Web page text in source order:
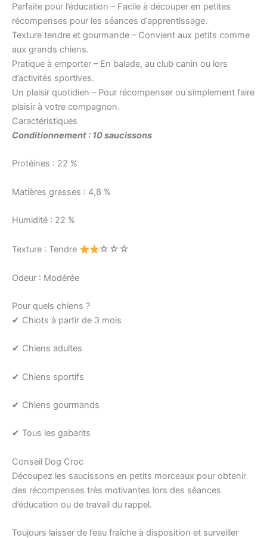
Parfaite pour l’éducation – Facile à découper en petites
récompenses pour les séances d’apprentissage.
Texture tendre et gourmande – Convient aux petits comme
aux grands chiens.
Pratique à emporter – En balade, au club canin ou lors
d’activités sportives.
Un plaisir quotidien – Pour récompenser ou simplement faire
plaisir à votre compagnon.
Caractéristiques
Conditionnement : 10 saucissons
Protéines : 22 %
Matières grasses : 4,8 %
Humidité : 22 %
Texture : Tendre ☆☆ ☆
Odeur : Modérée
Pour quels chiens ?
✔ Chiots à partir de 3 mois
✔ Chiens adultes
✔ Chiens sportifs
✔ Chiens gourmands
✔ Tous les gabarits
Conseil Dog Croc
Découpez les saucissons en petits morceaux pour obtenir
des récompenses très motivantes lors des séances
d’éducation ou de travail du rappel.
Toujours laisser de l’eau fraîche à disposition et surveiller